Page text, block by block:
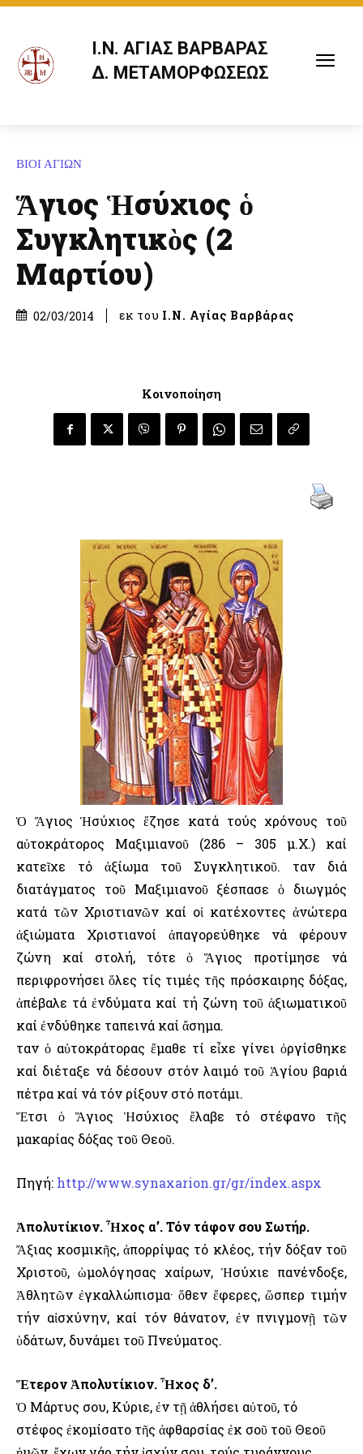
Ι.Ν. ΑΓΙΑΣ ΒΑΡΒΑΡΑΣ
Δ. ΜΕΤΑΜΟΡΦΩΣΕΩΣ
ΒΙΟΙ ΑΓΙΩΝ
Ἅγιος Ἡσύχιος ὁ
Συγκλητικὸς (2
Μαρτίου)
02/03/2014 εκ του Ι.Ν. Αγίας Βαρβάρας
Κοινοποίηση
Ὁ Ἅγιος Ἡσύχιος ἔζησε κατά τούς χρόνους τοῦ
αὐτοκράτορος Μαξιμιανοῦ (286 – 305 μ.Χ.) καί
κατεῖχε τό ἀξίωμα τοῦ Συγκλητικοῦ. Ὅταν διά
διατάγματος τοῦ Μαξιμιανοῦ ξέσπασε ὁ διωγμός
κατά τῶν Χριστιανῶν καί οἱ κατέχοντες ἀνώτερα
ἀξιώματα Χριστιανοί ἀπαγορεύθηκε νά φέρουν
ζώνη καί στολή, τότε ὁ Ἅγιος προτίμησε νά
περιφρονήσει ὅλες τίς τιμές τῆς πρόσκαιρης δόξας,
ἀπέβαλε τά ἐνδύματα καί τή ζώνη τοῦ ἀξιωματικοῦ
καί ἐνδύθηκε ταπεινά καί ἄσημα.
Ὅταν ὁ αὐτοκράτορας ἔμαθε τί εἶχε γίνει ὀργίσθηκε
καί διέταξε νά δέσουν στόν λαιμό τοῦ Ἁγίου βαριά
πέτρα καί νά τόν ρίξουν στό ποτάμι.
Ἔτσι ὁ Ἅγιος Ἡσύχιος ἔλαβε τό στέφανο τῆς
μακαρίας δόξας τοῦ Θεοῦ.
Πηγή: http://www.synaxarion.gr/gr/index.aspx
Ἀπολυτίκιον. Ἦχος α’. Τόν τάφον σου Σωτήρ.
Ἄξιας κοσμικῆς, ἀπορρίψας τό κλέος, τήν δόξαν τοῦ
Χριστοῦ, ὡμολόγησας χαίρων, Ἡσύχιε πανένδοξε,
Ἀθλητῶν ἐγκαλλώπισμα· ὅθεν ἔφερες, ὥσπερ τιμήν
τήν αἰσχύνην, καί τόν θάνατον, ἐν πνιγμονῇ τῶν
ὑδάτων, δυνάμει τοῦ Πνεύματος.
Ἕτερον Ἀπολυτίκιον. Ἦχος δ’.
Ὁ Μάρτυς σου, Κύριε, ἐν τῇ ἀθλήσει αὐτοῦ, τό
στέφος ἐκομίσατο τῆς ἀφθαρσίας ἐκ σοῦ τοῦ Θεοῦ